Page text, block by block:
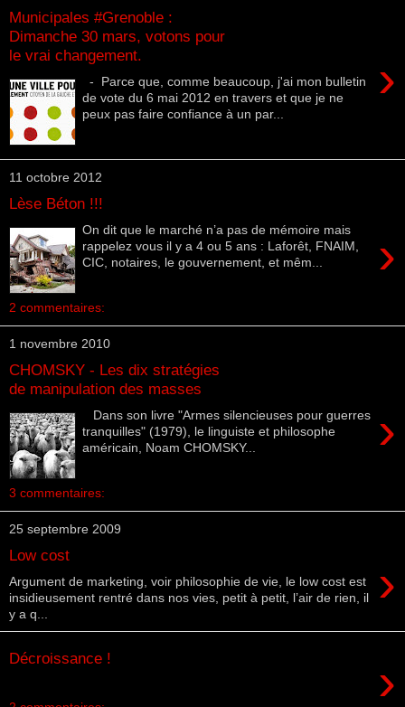
Municipales #Grenoble :
Dimanche 30 mars, votons pour
le vrai changement.
›
- Parce que, comme beaucoup, j'ai mon bulletin
de vote du 6 mai 2012 en travers et que je ne
peux pas faire confiance à un par...
11 octobre 2012
Lèse Béton !!!
›
On dit que le marché n’a pas de mémoire mais
rappelez vous il y a 4 ou 5 ans : Laforêt, FNAIM,
CIC, notaires, le gouvernement, et mêm...
2 commentaires:
1 novembre 2010
CHOMSKY - Les dix stratégies
de manipulation des masses
›
Dans son livre "Armes silencieuses pour guerres
tranquilles" (1979), le linguiste et philosophe
américain, Noam CHOMSKY...
3 commentaires:
25 septembre 2009
Low cost ›
Argument de marketing, voir philosophie de vie, le low cost est
insidieusement rentré dans nos vies, petit à petit, l’air de rien, il
y a q...
Décroissance ! ›